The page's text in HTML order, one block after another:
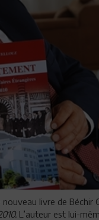
livre de Béchir
L’auteur est lui-